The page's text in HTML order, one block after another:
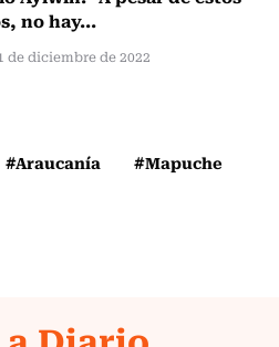
no hay...
de diciembre de 2022
#Araucanía #Mapuche